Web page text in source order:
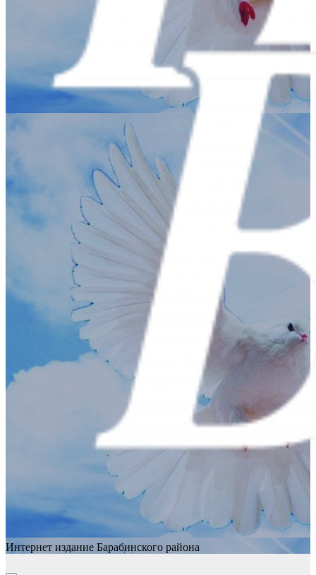
Интернет издание Барабинского района